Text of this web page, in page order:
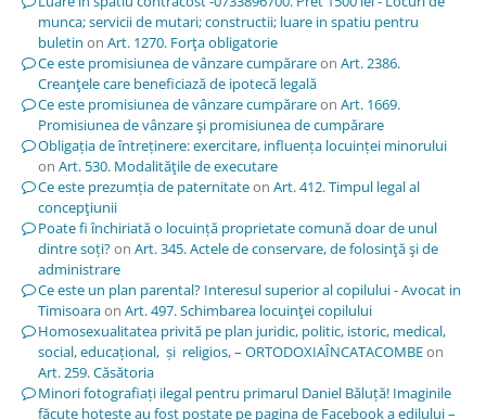
munca; servicii de mutari; constructii; luare in spatiu pentru
buletin on Art. 1270. Forţa obligatorie
Ce este promisiunea de vânzare cumpărareon Art. 2386.
Creanţele care beneficiază de ipotecă legală
Ce este promisiunea de vânzare cumpărareon Art. 1669.
Promisiunea de vânzare şi promisiunea de cumpărare
Obligația de întreținere: exercitare, influența locuinței minorului
on Art. 530. Modalităţile de executare
Ce este prezumția de paternitateon Art. 412. Timpul legal al
concepţiunii
Poate fi închiriată o locuință proprietate comună doar de unul
dintre soți?on Art. 345. Actele de conservare, de folosinţă şi de
administrare
Ce este un plan parental? Interesul superior al copilului - Avocat in
Timisoaraon Art. 497. Schimbarea locuinţei copilului
Homosexualitatea privită pe plan juridic, politic, istoric, medical,
social, educațional, și religios, – ORTODOXIAÎNCATACOMBEon
Art. 259. Căsătoria
Minori fotografiați ilegal pentru primarul Daniel Băluță! Imaginile
făcute hoțește au fost postate pe pagina de Facebook a edilului –